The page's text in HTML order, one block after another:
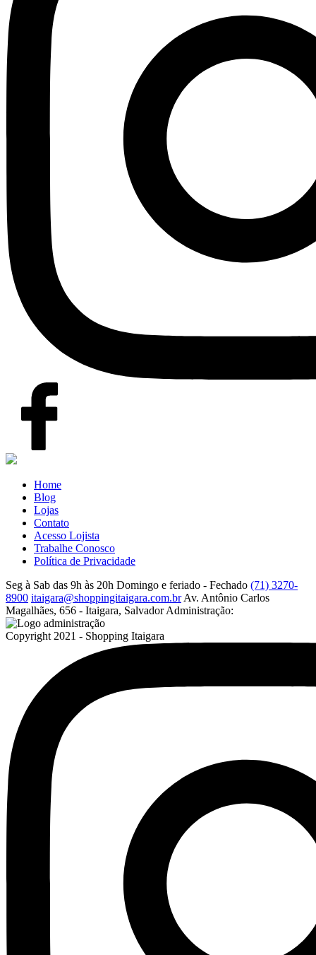
Home
Blog
Lojas
Contato
Acesso Lojista
Trabalhe Conosco
Política de Privacidade
Seg à Sab das 9h às 20h Domingo e feriado - Fechado (71) 3270-
8900 itaigara@shoppingitaigara.com.brAv. Antônio Carlos
Magalhães, 656 - Itaigara, SalvadorAdministração:
Copyright 2021 - Shopping Itaigara